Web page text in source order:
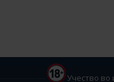
Учество во